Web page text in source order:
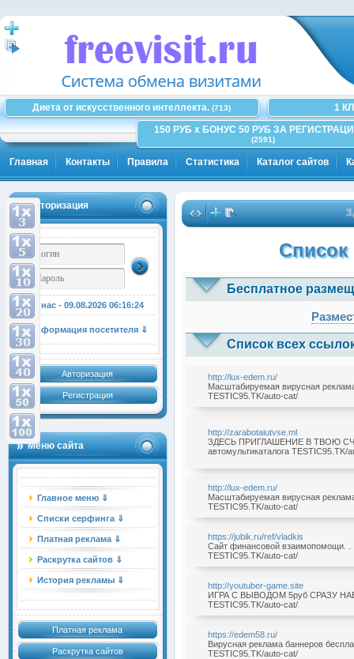
Диета от искусственного интеллекта. (713)
1
150 РУБ x БОНУС 50 РУБ ЗА
(2591)
Главная Контакты Правила Статистика Каталог сайтов
Авторизация
У нас - 09.08.2026 06:16:25
Информация посетителя ⇓
Авторизация
Регистрация
Меню сайта
Главное меню ⇓
Списки серфинга ⇓
Платная реклама ⇓
Раскрутка сайтов ⇓
История рекламы ⇓
Платная реклама
Раскрутка сайтов
Список
Бесплатное
Список всех
http://lux-edem.ru/
Масштабируемая вирусная
TESTIC95.TK/auto-cat/
http://zarabotaiutvse.ml
ЗДЕСЬ ПРИГЛАШЕНИЕ В ТВОЮ
автомультикаталога TESTIC95.TK/
http://lux-edem.ru/
Масштабируемая вирусная
TESTIC95.TK/auto-cat/
https://jubik.ru/ref/vladkis
Сайт финансовой взаимопомощи. . .
TESTIC95.TK/auto-cat/
http://youtuber-game.site
ИГРА С ВЫВОДОМ 5руб СРАЗУ
TESTIC95.TK/auto-cat/
https://edem58.ru/
Вирусная реклама баннеров
TESTIC95.TK/auto-cat/